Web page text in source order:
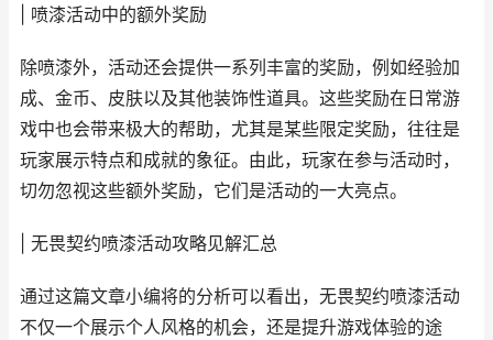
| 喷漆活动中的额外奖励
除喷漆外，活动还会提供一系列丰富的奖励，例如经验加
成、金币、皮肤以及其他装饰性道具。这些奖励在日常游
戏中也会带来极大的帮助，尤其是某些限定奖励，往往是
玩家展示特点和成就的象征。由此，玩家在参与活动时，
切勿忽视这些额外奖励，它们是活动的一大亮点。
| 无畏契约喷漆活动攻略见解汇总
通过这篇文章小编将的分析可以看出，无畏契约喷漆活动
不仅一个展示个人风格的机会，还是提升游戏体验的途